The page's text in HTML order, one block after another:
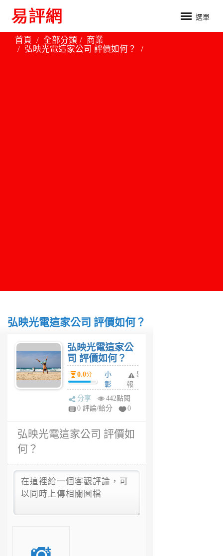
選單
首頁 全部分類
商業
弘映光電這家公司 評價如何？
弘映光電這家公司 評價如何？
弘映光電這家公
司 評價如何？
0.0分
小
彰
1
年
舉
報
分享
442點閱
0 評論/給分
0
弘映光電這家公司 評價如
何？